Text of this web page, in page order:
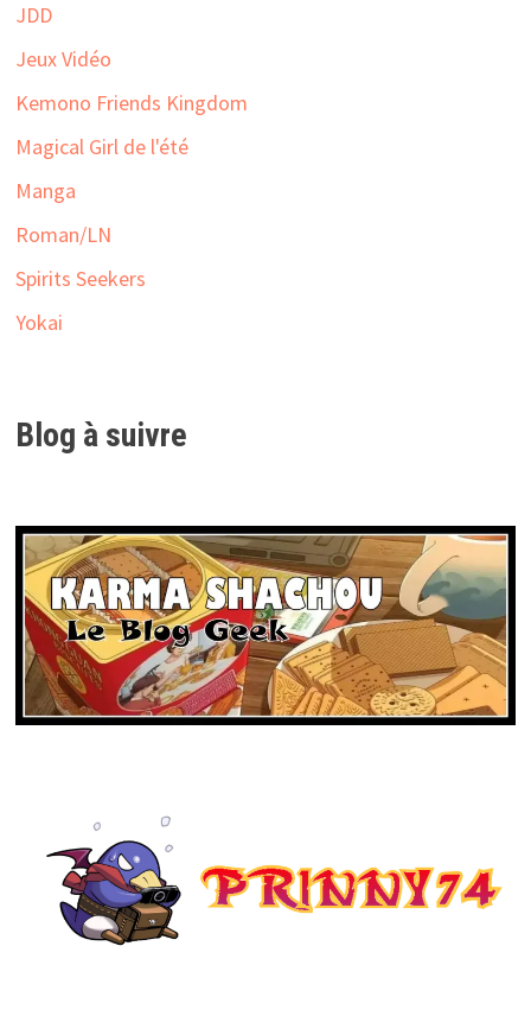
JDD
Jeux Vidéo
Kemono Friends Kingdom
Magical Girl de l'été
Manga
Roman/LN
Spirits Seekers
Yokai
Blog à suivre